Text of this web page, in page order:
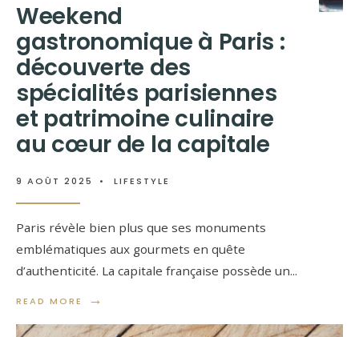
Weekend
gastronomique à Paris :
découverte des
spécialités parisiennes
et patrimoine culinaire
au cœur de la capitale
9 AOÛT 2025 • LIFESTYLE
Paris révèle bien plus que ses monuments
emblématiques aux gourmets en quête
d’authenticité. La capitale française possède un...
READ MORE →